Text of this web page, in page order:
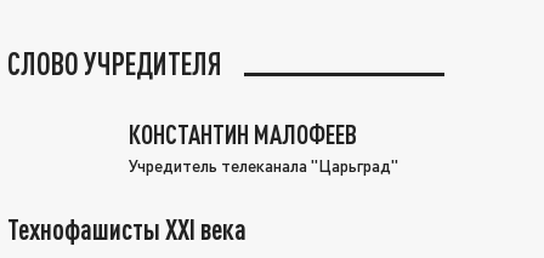
СЛОВО УЧРЕДИТЕЛЯ
КОНСТАНТИН МАЛОФЕЕВ
Учредитель телеканала "Царьград"
Технофашисты XXI века